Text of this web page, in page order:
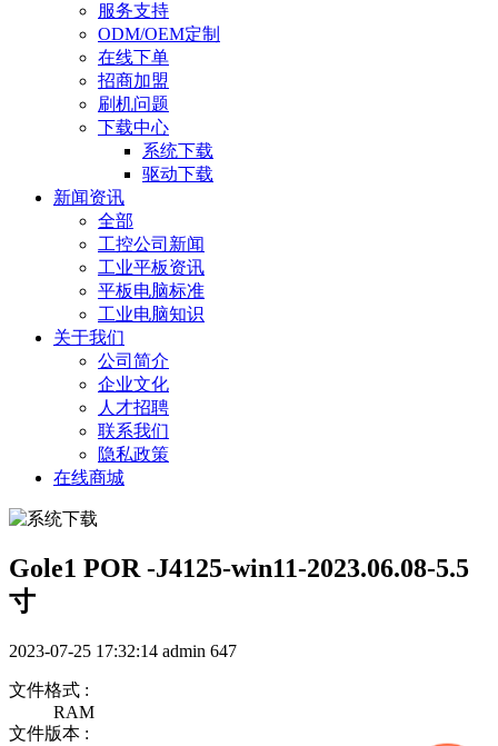
服务支持
ODM/OEM定制
在线下单
招商加盟
刷机问题
下载中心
系统下载
驱动下载
新闻资讯
全部
工控公司新闻
工业平板资讯
平板电脑标准
工业电脑知识
关于我们
公司简介
企业文化
人才招聘
联系我们
隐私政策
在线商城
Gole1 POR -J4125-win11-2023.06.08-5.5
寸
2023-07-25 17:32:14 admin 647
文件格式 :
RAM
文件版本 :